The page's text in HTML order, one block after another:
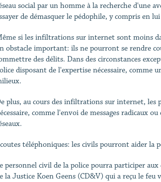
social par un homme à la recherche d'une
de démasquer le pédophile, y compris en
si les infiltrations sur internet sont moins
obstacle important: ils ne pourront se rendre
des délits. Dans des circonstances
disposant de l'expertise nécessaire, comme
plus, au cours des infiltrations sur internet, les
comme l'envoi de messages radicaux
téléphoniques: les civils pourront aider la
personnel civil de la police pourra participer
la Justice Koen Geens (CD&V) qui a reçu le